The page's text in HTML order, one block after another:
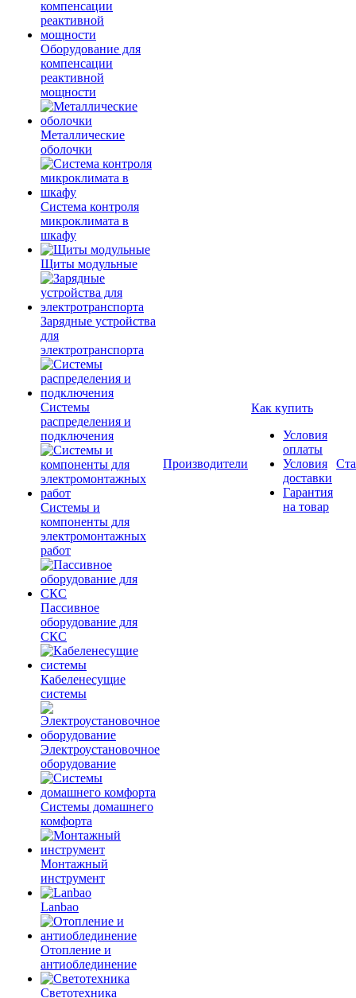
Оборудование для
компенсации
реактивной
мощности
Металлические
оболочки
Система контроля
микроклимата в
шкафу
Щиты модульные
Зарядные устройства
для
электротранспорта
Системы
распределения и
подключения
Системы и
компоненты для
электромонтажных
работ
Пассивное
оборудование для
СКС
Кабеленесущие
системы
Электроустановочное
оборудование
Системы домашнего
комфорта
Монтажный
инструмент
Lanbao
Отопление и
антиоблединение
Светотехника
Производители
Как купить
Условия
оплаты
Условия
доставки
Гарантия
на товар